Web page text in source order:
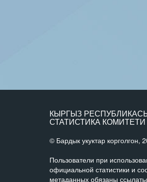
КЫРГЫЗ
СТАТИСТИКА КОМИТЕТИ
© Бардык укуктар корголгон,
Пользователи при
официальной статистики и
метаданных обязаны